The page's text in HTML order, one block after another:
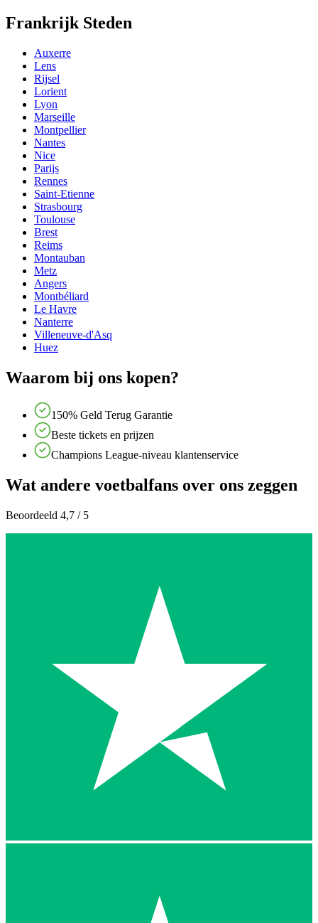
Frankrijk Steden
Auxerre
Lens
Rijsel
Lorient
Lyon
Marseille
Montpellier
Nantes
Nice
Parijs
Rennes
Saint-Etienne
Strasbourg
Toulouse
Brest
Reims
Montauban
Metz
Angers
Montbéliard
Le Havre
Nanterre
Villeneuve-d'Asq
Huez
Waarom bij ons kopen?
150% Geld Terug Garantie
Beste tickets en prijzen
Champions League-niveau klantenservice
Wat andere voetbalfans over ons zeggen
Beoordeeld 4,7 / 5